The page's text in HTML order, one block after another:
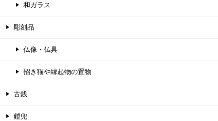
和ガラス
彫刻品
仏像・仏具
招き猫や縁起物の置物
古銭
鎧兜